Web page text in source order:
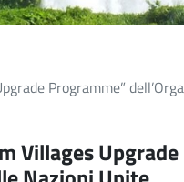
Programme”
Villages